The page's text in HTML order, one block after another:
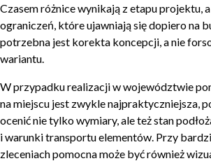
Czasem różnice wynikają z etapu projektu,
ograniczeń, które ujawniają się dopiero na
potrzebna jest korekta koncepcji, a nie
wariantu.
W przypadku realizacji w województwie
na miejscu jest zwykle najpraktyczniejsza,
ocenić nie tylko wymiary, ale też stan
i warunki transportu elementów. Przy
zleceniach pomocna może być również